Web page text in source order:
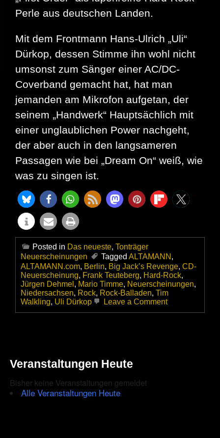
Perle aus deutschen Landen.
Mit dem Frontmann Hans-Ulrich „Uli“
Dürkop, dessen Stimme ihn wohl nicht
umsonst zum Sänger einer AC/DC-
Coverband gemacht hat, hat man
jemanden am Mikrofon aufgetan, der
seinem „Handwerk“ Hauptsächlich mit
einer unglaublichen Power nachgeht,
der aber auch in den langsameren
Passagen wie bei „Dream On“ weiß, wie
was zu singen ist.
Posted in Das neueste, Tonträger
Neuerscheinungen
Tagged ALTAMANN ,
ALTAMANN.com, Berlin, Big Jack’s Revenge, CD-
Neuerscheinung, Frank Teuteberg, Hard-Rock,
Jürgen Dehmel , Mario Timme, Neuerscheinungen,
Niedersachsen, Rock, Rock-Balladen, Tim
Walkling, Uli Dürkop Leave a Commenton
Veranstaltungen Heute
Bisher keine Veranstaltungen gemeldet
Alle Veranstaltungen Heute